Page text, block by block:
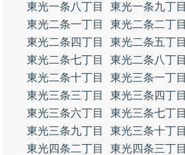
東光一条八丁目
東光一条九丁目
東光二条一丁目
東光二条二丁目
東光二条四丁目
東光二条五丁目
東光二条七丁目
東光二条八丁目
東光二条十丁目
東光三条一丁目
東光三条三丁目
東光三条四丁目
東光三条六丁目
東光三条七丁目
東光三条九丁目
東光三条十丁目
東光四条二丁目
東光四条三丁目